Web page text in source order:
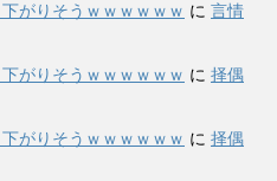
がりそうｗｗｗｗｗｗ に 言情
がりそうｗｗｗｗｗｗ に 择偶
がりそうｗｗｗｗｗｗ に 择偶